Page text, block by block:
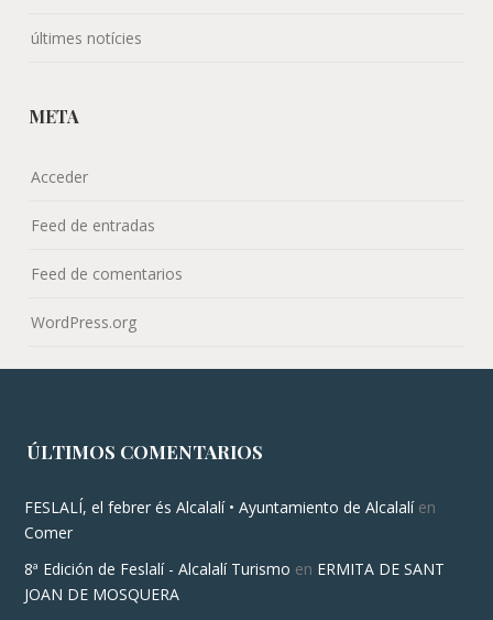
últimes notícies
META
Acceder
Feed de entradas
Feed de comentarios
WordPress.org
ÚLTIMOS COMENTARIOS
FESLALÍ, el febrer és Alcalalí • Ayuntamiento de Alcalalíen
Comer
8ª Edición de Feslalí - Alcalalí Turismo en ERMITA DE SANT
JOAN DE MOSQUERA